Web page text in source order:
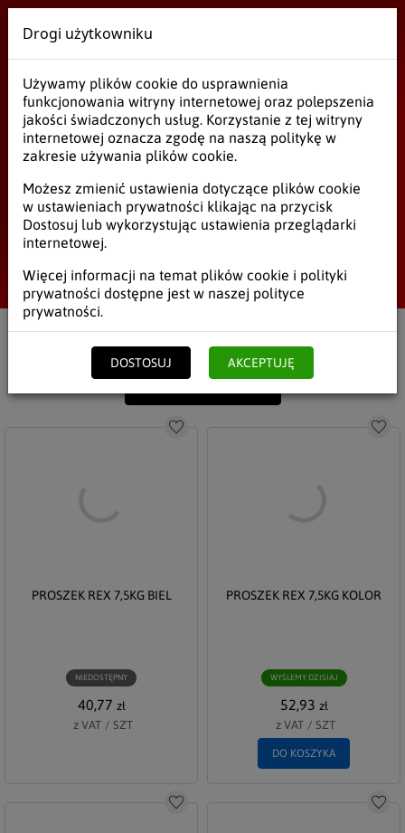
Wielobranżowe
Środki czystości
Worki na śmieci
Mydła
Proszki, Płyny
Papiery, Chusteczki
Do schowka
PROSZEK REX 7,5KG BIEL
NIEDOSTĘPNY
40,77 zł
z VAT / SZT
Do
PROSZEK REX 7,5KG KOLOR
WYŚLEMY DZISIAJ
52,93 zł
z VAT / SZT
DO KOSZYKA
Do schowka Do
Drogi użytkowniku
Używamy plików cookie do usprawnienia
funkcjonowania witryny internetowej oraz polepszenia
jakości świadczonych usług. Korzystanie z tej witryny
internetowej oznacza zgodę na naszą politykę w
zakresie używania plików cookie.
Możesz zmienić ustawienia dotyczące plików cookie
w ustawieniach prywatności klikając na przycisk
Dostosuj lub wykorzystując ustawienia przeglądarki
internetowej.
Więcej informacji na temat plików cookie i polityki
prywatności dostępne jest w naszej polityce
prywatności.
DOSTOSUJ AKCEPTUJĘ